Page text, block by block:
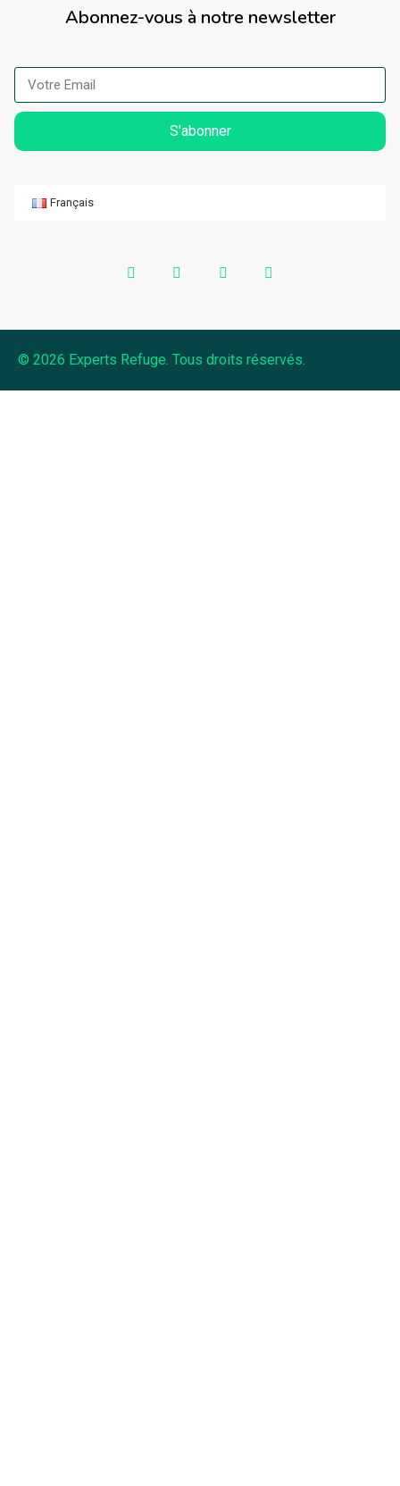
Abonnez-vous à notre newsletter
S'abonner
Français
© 2026 Experts Refuge. Tous droits réservés.